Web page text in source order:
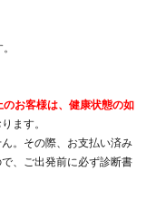
のお客様は、健康状態の如
ます。
。その際、お支払い済み
、ご出発前に必ず診断書